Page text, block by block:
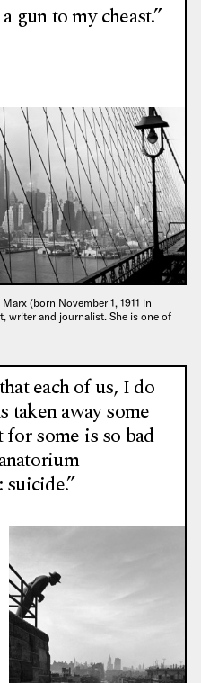
gun to my cheast.”
(born November 1, 1911 in
writer and journalist. She is one of
each of us, I do
taken away some
for some is so bad